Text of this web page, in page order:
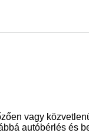
vagy
autóbérlés és